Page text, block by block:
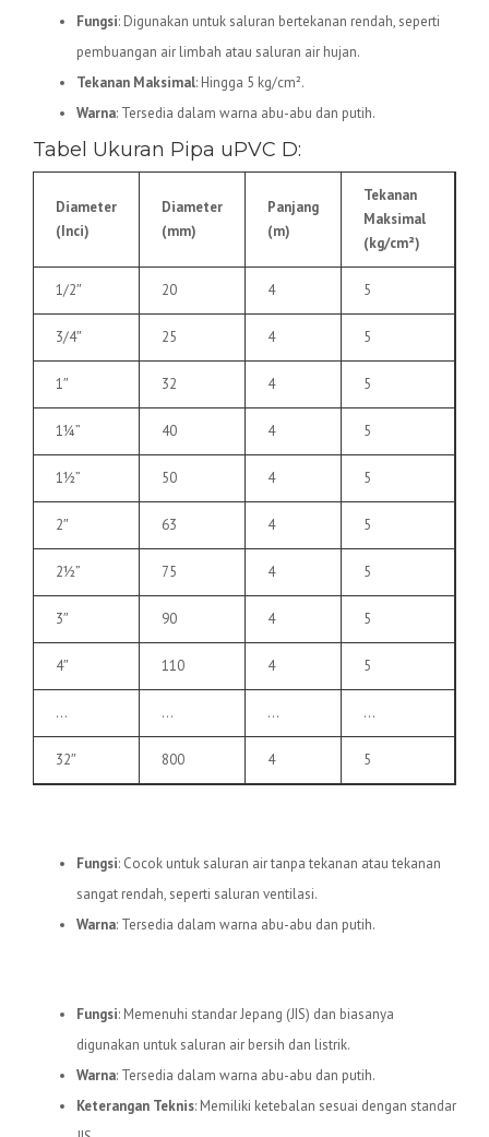
Fungsi: Digunakan untuk saluran bertekanan rendah, seperti
pembuangan air limbah atau saluran air hujan.
Tekanan Maksimal: Hingga 5 kg/cm².
Warna: Tersedia dalam warna abu-abu dan putih.
Tabel Ukuran Pipa uPVC D:
Diameter
(Inci)
Diameter
(mm)
Panjang
(m)
Tekanan
Maksimal
(kg/cm²)
1/2″ 20 4 5
3/4″ 25 4 5
1″ 32 4 5
1¼” 40 4 5
1½” 50 4 5
2″ 63 4 5
2½” 75 4 5
3″ 90 4 5
4″ 110 4 5
… … … …
32″ 800 4 5
Fungsi: Cocok untuk saluran air tanpa tekanan atau tekanan
sangat rendah, seperti saluran ventilasi.
Warna: Tersedia dalam warna abu-abu dan putih.
Fungsi: Memenuhi standar Jepang (JIS) dan biasanya
digunakan untuk saluran air bersih dan listrik.
Warna: Tersedia dalam warna abu-abu dan putih.
Keterangan Teknis: Memiliki ketebalan sesuai dengan standar